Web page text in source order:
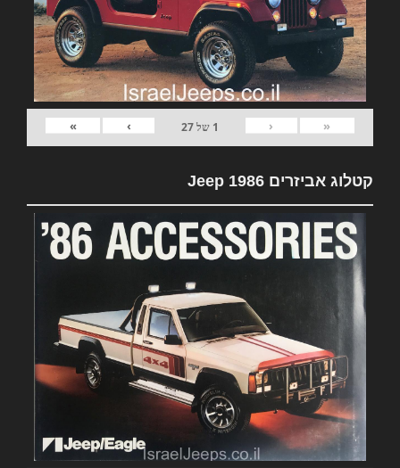
«
‹
1 של27
›
»
קטלוג אביזרים Jeep 1986